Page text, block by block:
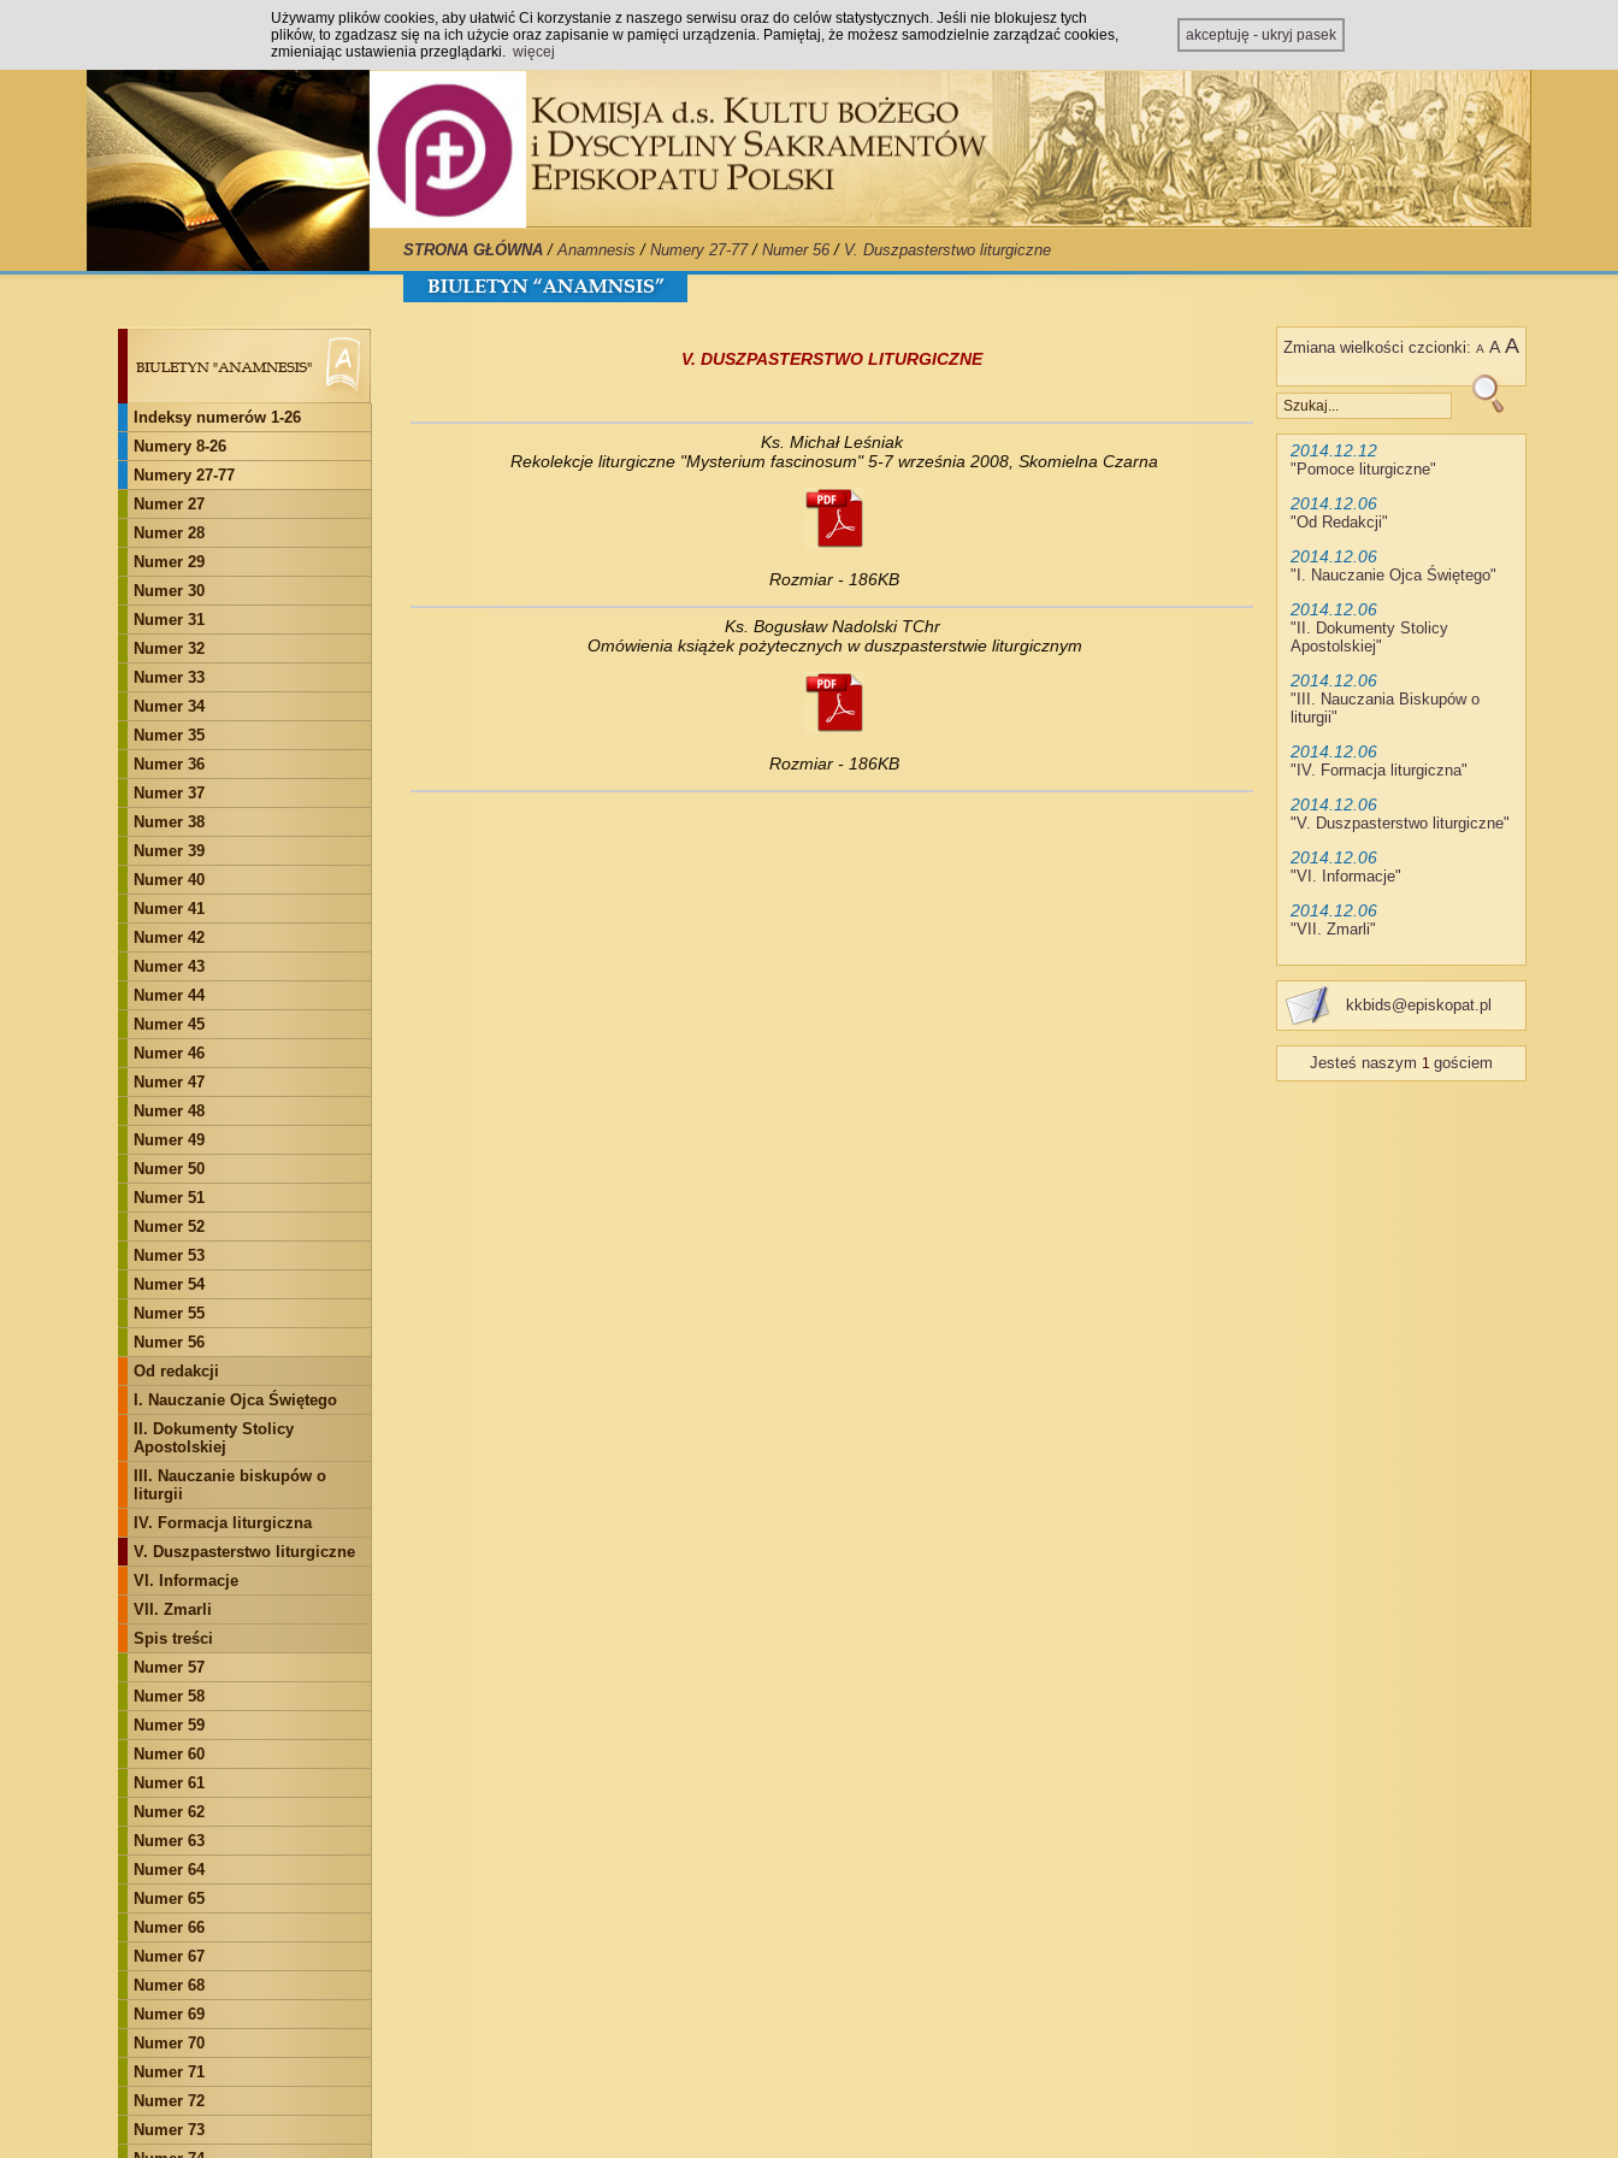
Używamy plików cookies, aby ułatwić Ci korzystanie z naszego serwisu oraz do celów statystycznych. Jeśli nie blokujesz tych
plików, to zgadzasz się na ich użycie oraz zapisanie w pamięci urządzenia. Pamiętaj, że możesz samodzielnie zarządzać cookies,
zmieniając ustawienia przeglądarki. więcej
akceptuję - ukryj pasek
STRONA GŁÓWNA /Anamnesis / Numery 27-77/ Numer 56 / V. Duszpasterstwo liturgiczne
Indeksy numerów 1-26
Numery 8-26
Numery 27-77
Numer 27
Numer 28
Numer 29
Numer 30
Numer 31
Numer 32
Numer 33
Numer 34
Numer 35
Numer 36
Numer 37
Numer 38
Numer 39
Numer 40
Numer 41
Numer 42
Numer 43
Numer 44
Numer 45
Numer 46
Numer 47
Numer 48
Numer 49
Numer 50
Numer 51
Numer 52
Numer 53
Numer 54
Numer 55
Numer 56
Od redakcji
I. Nauczanie Ojca Świętego
II. Dokumenty Stolicy
Apostolskiej
III. Nauczanie biskupów o
liturgii
IV. Formacja liturgiczna
V. Duszpasterstwo liturgiczne
VI. Informacje
VII. Zmarli
Spis treści
Numer 57
Numer 58
Numer 59
Numer 60
Numer 61
Numer 62
Numer 63
Numer 64
Numer 65
Numer 66
Numer 67
Numer 68
Numer 69
Numer 70
Numer 71
Numer 72
Numer 73
V. DUSZPASTERSTWO LITURGICZNE
Ks. Michał Leśniak
Rekolekcje liturgiczne "Mysterium fascinosum" 5-7 września 2008, Skomielna Czarna
Rozmiar - 186KB
Ks. Bogusław Nadolski TChr
Omówienia książek pożytecznych w duszpasterstwie liturgicznym
Rozmiar - 186KB
Zmiana wielkości czcionki: A A A
2014.12.12
" Pomoce liturgiczne"
2014.12.06
"Od Redakcji"
2014.12.06
" I. Nauczanie Ojca Świętego"
2014.12.06
" II. Dokumenty Stolicy
Apostolskiej"
2014.12.06
" III. Nauczania Biskupów o
liturgii"
2014.12.06
" IV. Formacja liturgiczna"
2014.12.06
"V. Duszpasterstwo liturgiczne"
2014.12.06
"VI. Informacje"
2014.12.06
"VII. Zmarli"
kkbids@episkopat.pl
Jesteś naszym 1 gościem